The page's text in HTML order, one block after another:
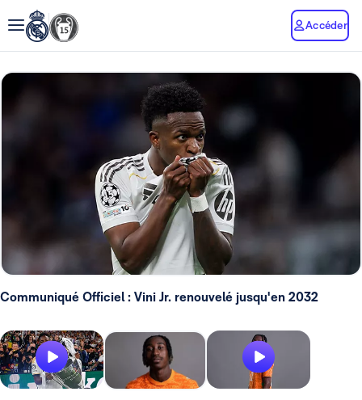
Accéder
Communiqué Officiel : Vini Jr. renouvelé jusqu'en 2032